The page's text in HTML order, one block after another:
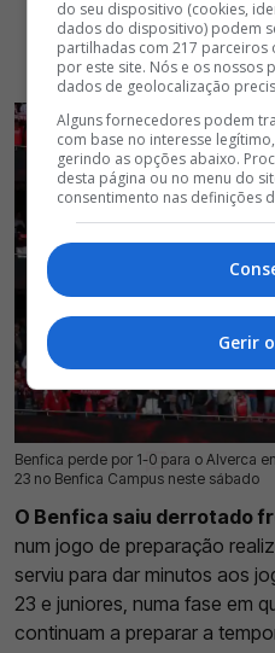
Benfica perde por 1-0 para o Alverca
23 no Benfica Campus neste sábado
19 Jul 2026 | 16:15 | 0
O Benfica saiu derrotado
num jogo de preparação
serviu para dar minutos aos
23 e juniores, numa fase em
continuam a preparar a
do seu dispositivo (cookies,
dados do dispositivo) podem
partilhadas com 217 parceiros
por este site. Nós e os nossos
dados de geolocalização
Alguns fornecedores podem
com base no interesse
gerindo as opções abaixo.
desta página ou no menu do
consentimento nas definições
Gerir